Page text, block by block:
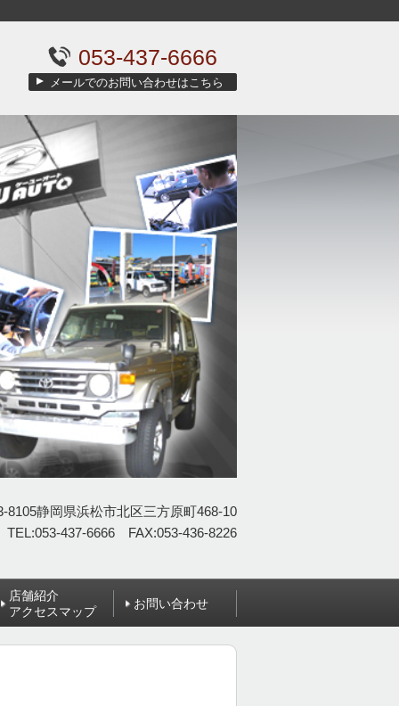
053-437-6666
メールでのお問い合わせはこちら
8105静岡県浜松市北区三方原町468-10
TEL:053-437-6666 FAX:053-436-8226
店舗紹介
アクセスマップ
お問い合わせ